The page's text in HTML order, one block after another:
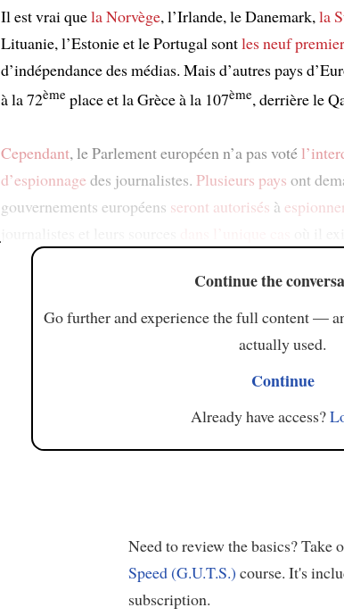
Il est vrai quela Norvège, l’Irlande, le Danemark, la
Lituanie, l’Estonie et le Portugal sontles neuf
d’indépendance des médias. Mais d’autres pays
à la 72ème place et la Grèce à la 107ème, derrière le
Cependant, le Parlement européen n’a pas voté
d’espionnage des journalistes. Plusieurs pays ont
gouvernements européens seront autorisés à
Continue the
Go further and experience the full content —
actually used.
Continue
Already have access?
Need to review the basics? Take
Speed (G.U.T.S.) course. It's
subscription.